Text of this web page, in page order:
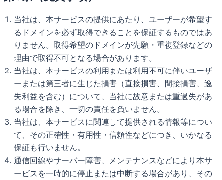
当社は、本サービスの提供にあたり、ユーザーが希望す
るドメインを必ず取得できることを保証するものではあ
りません。取得希望のドメインが先願・重複登録などの
理由で取得不可となる場合があります。
当社は、本サービスの利用または利用不可に伴いユーザ
ーまたは第三者に生じた損害（直接損害、間接損害、逸
失利益を含む）について、当社に故意または重過失があ
る場合を除き、一切の責任を負いません。
当社は、本サービスに関連して提供される情報等につい
て、その正確性・有用性・信頼性などにつき、いかなる
保証も行いません。
通信回線やサーバー障害、メンテナンスなどにより本サ
ービスを一時的に停止または中断する場合があり、その